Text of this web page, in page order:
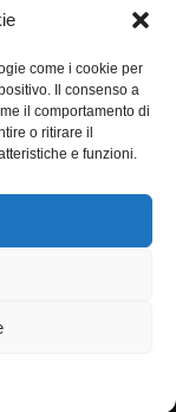
come i cookie per
Il consenso a
il comportamento di
o ritirare il
e funzioni.